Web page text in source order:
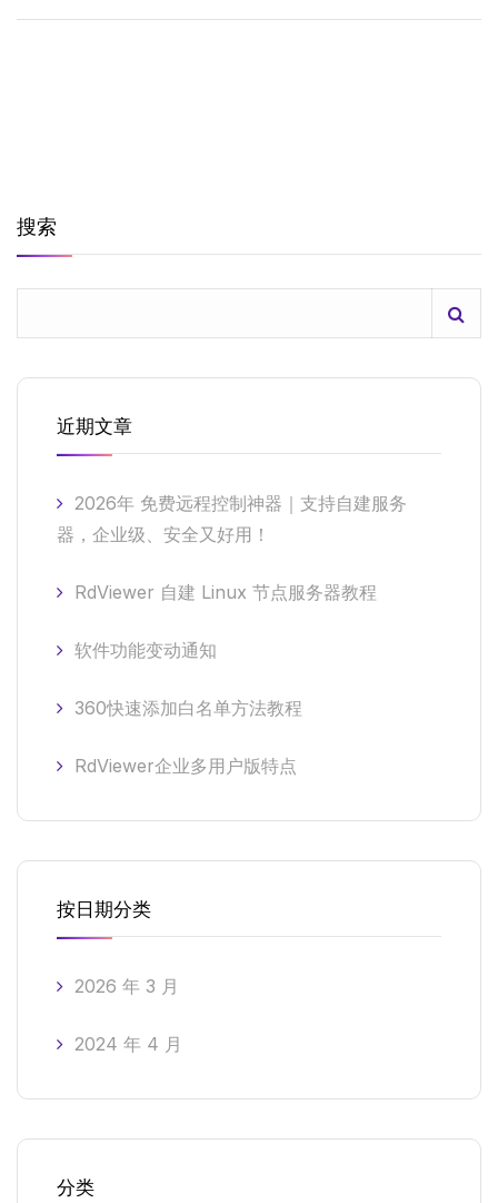
搜索
近期文章
2026年 免费远程控制神器｜支持自建服务
器，企业级、安全又好用！
RdViewer 自建 Linux 节点服务器教程
软件功能变动通知
360快速添加白名单方法教程
RdViewer企业多用户版特点
按日期分类
2026 年 3 月
2024 年 4 月
分类